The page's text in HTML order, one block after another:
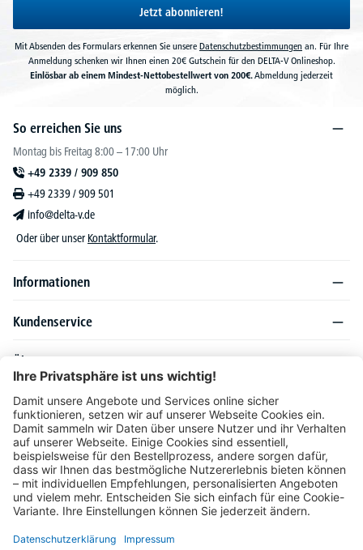
Jetzt abonnieren!
Mit Absenden des Formulars erkennen Sie unsere Datenschutzbestimmungen an. Für Ihre
Anmeldung schenken wir Ihnen einen 20€ Gutschein für den DELTA-V Onlineshop.
Einlösbar ab einem Mindest-Nettobestellwert von 200€.Abmeldung jederzeit
möglich.
So erreichen Sie uns
Montag bis Freitag 8:00 – 17:00 Uhr
+49 2339 / 909 850
+49 2339 / 909 501
info@delta-v.de
Oder über unser Kontaktformular.
Informationen
Kundenservice
Über DELTA-V
Produktsortiment
Ratgeber
Folgen Sie uns auch auf
Unser Angebot richtet sich ausschließlich an Industrie, Handel, Gewerbe und